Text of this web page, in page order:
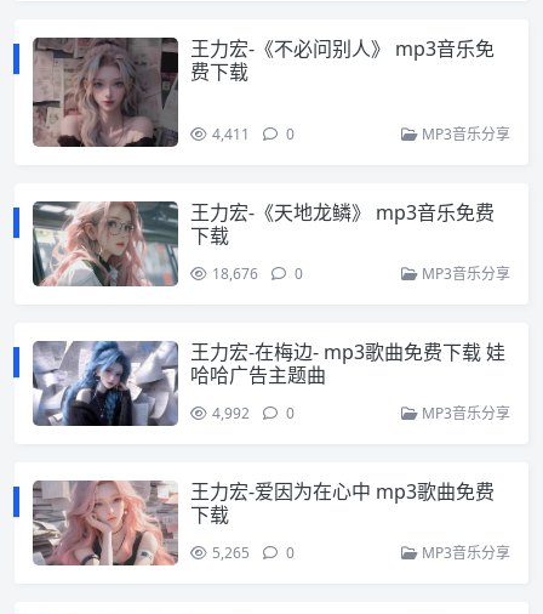
王力宏-《不必问别人》 mp3音乐免
费下载
4,411 0 MP3音乐分享
王力宏-《天地龙鳞》 mp3音乐免费
下载
18,676 0 MP3音乐分享
王力宏-在梅边- mp3歌曲免费下载 娃
哈哈广告主题曲
4,992 0 MP3音乐分享
王力宏-爱因为在心中 mp3歌曲免费
下载
5,265 0 MP3音乐分享